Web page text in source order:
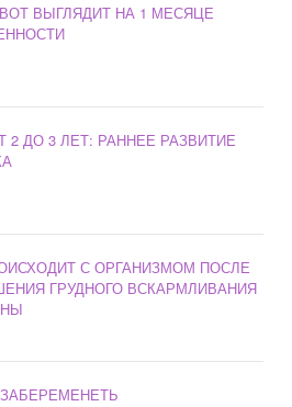
ВЫГЛЯДИТ НА 1 МЕСЯЦЕ
2 ДО 3 ЛЕТ: РАННЕЕ РАЗВИТИЕ
С ОРГАНИЗМОМ ПОСЛЕ
ГРУДНОГО ВСКАРМЛИВАНИЯ